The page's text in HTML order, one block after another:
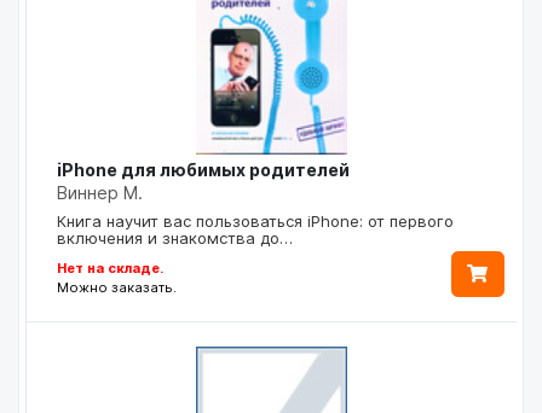
iPhone для любимых родителей
Виннер М.
Книга научит вас пользоваться iPhone: от первого
включения и знакомства до…
Нет на складе.
Можно заказать.